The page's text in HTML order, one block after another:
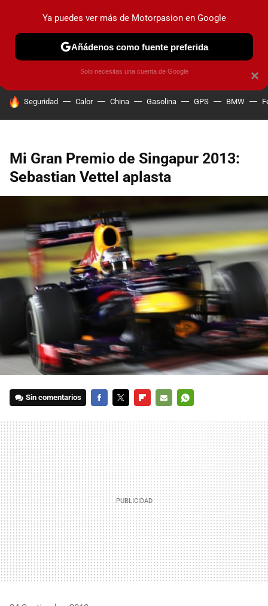
PRUEBAS COCHES ELÉCTRICOS OBSERVATORIO
HOY SE HABLA DE
Seguridad Calor China Gasolina GPS BMW
Mi Gran Premio de Singapur 2013:
Sebastian Vettel aplasta
Sin comentarios
MAIL
×
Ya puedes ver más de Motorpasion en Google
Añádenos como fuente preferida
Solo necesitas una cuenta de Google